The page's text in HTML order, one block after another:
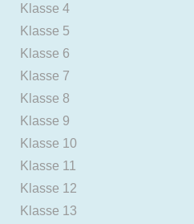
Klasse 4
Klasse 5
Klasse 6
Klasse 7
Klasse 8
Klasse 9
Klasse 10
Klasse 11
Klasse 12
Klasse 13